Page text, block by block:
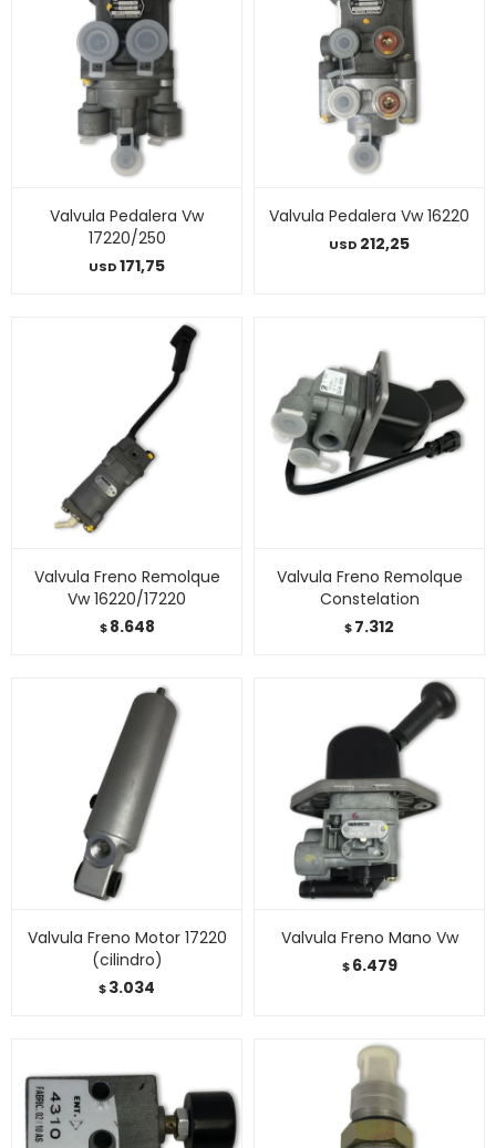
Valvula Pedalera Vw
17220/250
USD171,75
Valvula Pedalera Vw 16220
USD 212,25
Valvula Freno Remolque
Vw 16220/17220
$ 8.648
Valvula Freno Remolque
Constelation
$7.312
Valvula Freno Motor 17220
(cilindro)
$3.034
Valvula Freno Mano Vw
$ 6.479